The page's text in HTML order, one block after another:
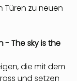
Türen zu neuen
- The sky is the
die mit dem
und setzen